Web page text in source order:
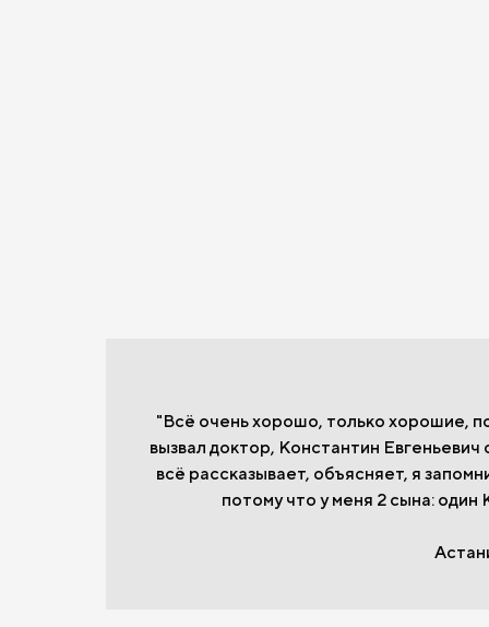
"Всё очень хорошо, только хорошие,
вызвал доктор, Константин
всё рассказывает, объясняет, я
потому что у меня 2 сына: